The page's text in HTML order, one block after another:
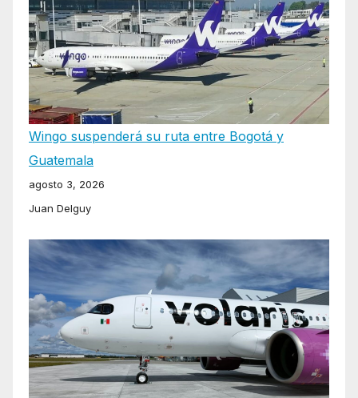
Wingo suspenderá su ruta entre Bogotá y
Guatemala
agosto 3, 2026
Juan Delguy